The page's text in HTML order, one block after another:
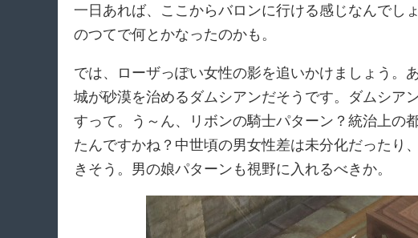
一日あれば、ここからバロンに行ける感じなんでし
のつてで何とかなったのかも。
では、ローザっぽい女性の影を追いかけましょう。
城が砂漠を治めるダムシアンだそうです。ダムシア
すって。う～ん、リボンの騎士パターン？統治上の
たんですかね？中世頃の男女性差は未分化だったり
きそう。男の娘パターンも視野に入れるべきか。